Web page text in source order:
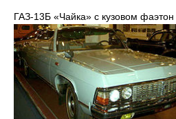
ГАЗ-13Б «Чайка» с кузовом фаэтон